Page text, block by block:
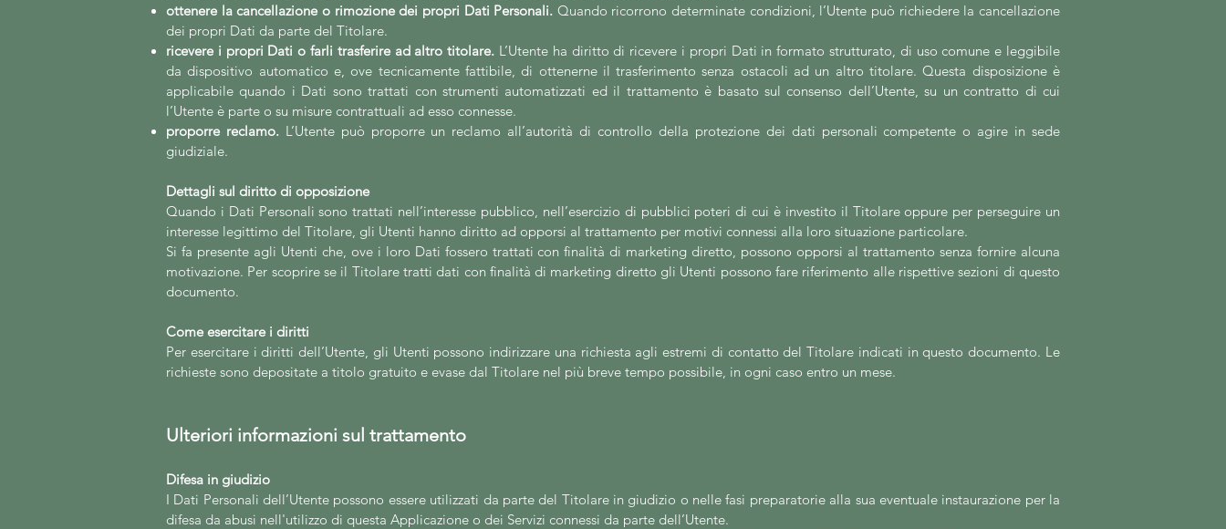
ottenere la cancellazione o rimozione dei propri Dati Personali. Quando ricorrono determinate condizioni, l’Utente può richiedere la cancellazione
dei propri Dati da parte del Titolare.
ricevere i propri Dati o farli trasferire ad altro titolare. L’Utente ha diritto di ricevere i propri Dati in formato strutturato, di uso comune e leggibile
da dispositivo automatico e, ove tecnicamente fattibile, di ottenerne il trasferimento senza ostacoli ad un altro titolare. Questa disposizione è
applicabile quando i Dati sono trattati con strumenti automatizzati ed il trattamento è basato sul consenso dell’Utente, su un contratto di cui
l’Utente è parte o su misure contrattuali ad esso connesse.
proporre reclamo. L’Utente può proporre un reclamo all’autorità di controllo della protezione dei dati personali competente o agire in sede
giudiziale.
Dettagli sul diritto di opposizione
Quando i Dati Personali sono trattati nell’interesse pubblico, nell’esercizio di pubblici poteri di cui è investito il Titolare oppure per perseguire un
interesse legittimo del Titolare, gli Utenti hanno diritto ad opporsi al trattamento per motivi connessi alla loro situazione particolare.
Si fa presente agli Utenti che, ove i loro Dati fossero trattati con finalità di marketing diretto, possono opporsi al trattamento senza fornire alcuna
motivazione. Per scoprire se il Titolare tratti dati con finalità di marketing diretto gli Utenti possono fare riferimento alle rispettive sezioni di questo
documento.
Come esercitare i diritti
Per esercitare i diritti dell’Utente, gli Utenti possono indirizzare una richiesta agli estremi di contatto del Titolare indicati in questo documento. Le
richieste sono depositate a titolo gratuito e evase dal Titolare nel più breve tempo possibile, in ogni caso entro un mese.
Ulteriori informazioni sul trattamento
Difesa in giudizio
I Dati Personali dell’Utente possono essere utilizzati da parte del Titolare in giudizio o nelle fasi preparatorie alla sua eventuale instaurazione per la
difesa da abusi nell'utilizzo di questa Applicazione o dei Servizi connessi da parte dell’Utente.